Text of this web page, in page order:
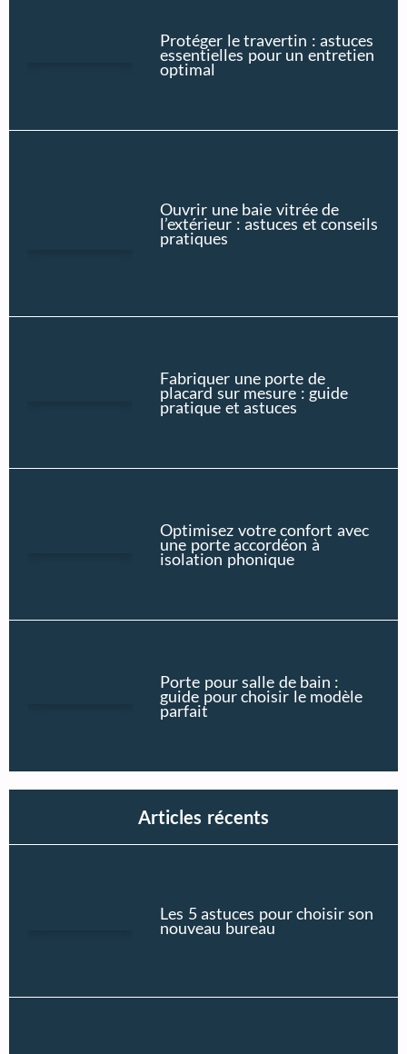
Protéger le travertin : astuces
essentielles pour un entretien
optimal
Ouvrir une baie vitrée de
l’extérieur : astuces et conseils
pratiques
Fabriquer une porte de
placard sur mesure : guide
pratique et astuces
Optimisez votre confort avec
une porte accordéon à
isolation phonique
Porte pour salle de bain :
guide pour choisir le modèle
parfait
Articles récents
Les 5 astuces pour choisir son
nouveau bureau